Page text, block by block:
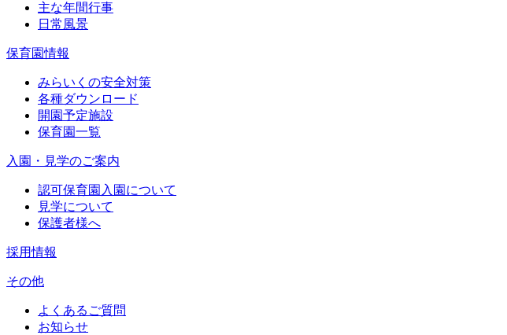
主な年間行事
日常風景
保育園情報
みらいくの安全対策
各種ダウンロード
開園予定施設
保育園一覧
入園・見学のご案内
認可保育園入園について
見学について
保護者様へ
採用情報
その他
よくあるご質問
お知らせ